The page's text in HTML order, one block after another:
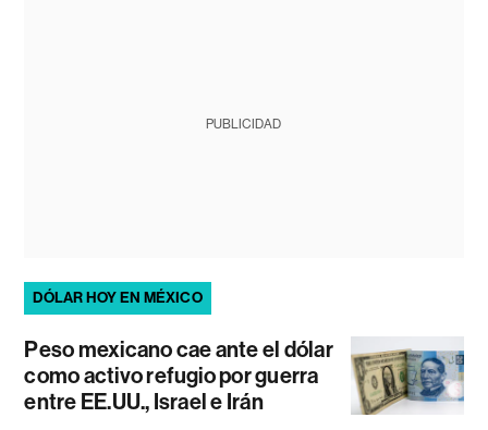
PUBLICIDAD
DÓLAR HOY EN MÉXICO
Peso mexicano cae ante el dólar
como activo refugio por guerra
entre EE.UU., Israel e Irán